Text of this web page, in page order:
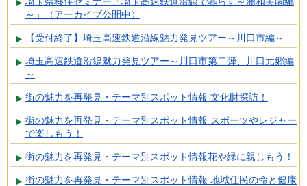
～」（アーカイブ公開中）
【受付終了】埼玉高速鉄道沿線魅力発見ツアー～川口市編～
埼玉高速鉄道沿線魅力発見ツアー～川口市第二弾、川口元郷編
～
街の魅力を再発見・テーマ別スポット情報 文化財探訪！
街の魅力を再発見・テーマ別スポット情報 スポーツやレジャー
で楽しもう！
街の魅力を再発見・テーマ別スポット情報花や緑に親しもう！
街の魅力を再発見・テーマ別スポット情報 地域住民の命と健康